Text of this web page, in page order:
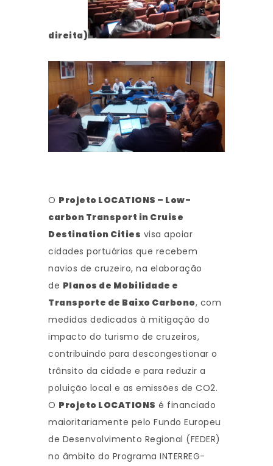
direita)
O Projeto LOCATIONS – Low-
carbon Transport in Cruise
Destination Cities visa apoiar
cidades portuárias que recebem
navios de cruzeiro, na elaboração
de Planos de Mobilidade e
Transporte de Baixo Carbono, com
medidas dedicadas à mitigação do
impacto do turismo de cruzeiros,
contribuindo para descongestionar o
trânsito da cidade e para reduzir a
poluição local e as emissões de CO2.
O Projeto LOCATIONS é financiado
maioritariamente pelo Fundo Europeu
de Desenvolvimento Regional (FEDER)
no âmbito do Programa INTERREG-